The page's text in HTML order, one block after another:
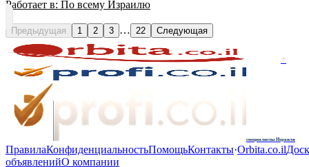
Работает в: По всему Израилю
Предыдущая 1 2 3 … 22 Следующая
+
специалисты Израиля
ПравилаКонфиденциальностьПомощьКонтакты·Orbita.co.il
объявленийО компании